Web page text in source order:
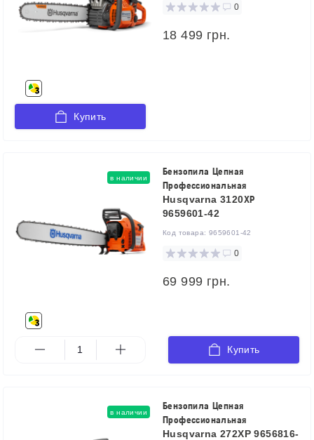
0
18 499 грн.
Купить
в наличии
Бензопила Цепная
Профессиональная
Husqvarna 3120ХР
9659601-42
Код товара: 9659601-42
0
69 999 грн.
Купить
в наличии
Бензопила Цепная
Профессиональная
Husqvarna 272XP 9656816-